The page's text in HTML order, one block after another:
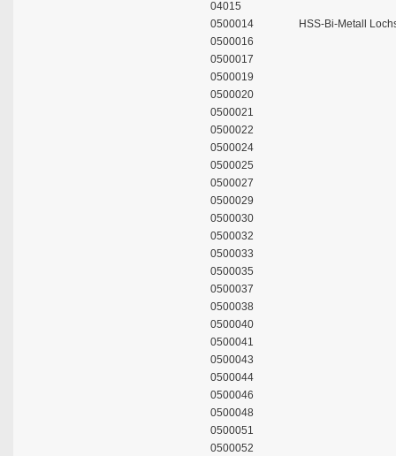
04015
0500014
HSS-Bi-Metall
0500016
0500017
0500019
0500020
0500021
0500022
0500024
0500025
0500027
0500029
0500030
0500032
0500033
0500035
0500037
0500038
0500040
0500041
0500043
0500044
0500046
0500048
0500051
0500052